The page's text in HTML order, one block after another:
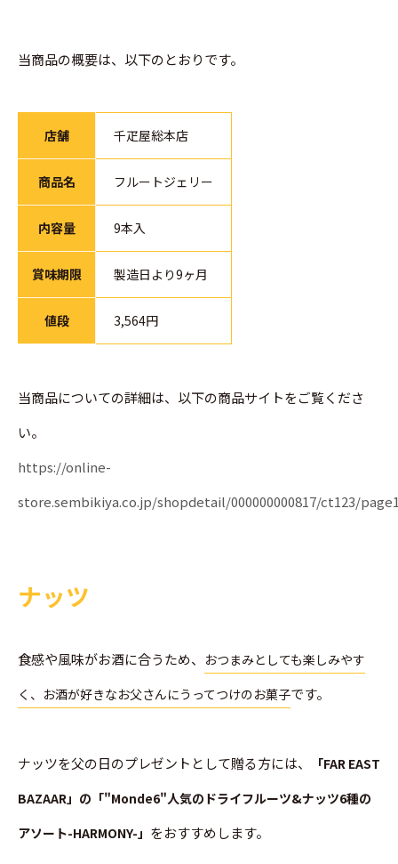
当商品の概要は、以下のとおりです。
店舗 千疋屋総本店
商品名 フルートジェリー
内容量 9本入
賞味期限 製造日より9ヶ月
値段 3,564円
当商品についての詳細は、以下の商品サイトをご覧くださ
い。
https://online-
store.sembikiya.co.jp/shopdetail/000000000817/ct123/
ナッツ
食感や風味がお酒に合うため、 おつまみとしても楽しみやす
く、お酒が好きなお父さんにうってつけのお菓子です。
ナッツを父の日のプレゼントとして贈る方には、
「FAR EAST
BAZAAR」の「"Monde6"人気のドライフルーツ&ナッツ6種の
アソート-HARMONY-」 をおすすめします。